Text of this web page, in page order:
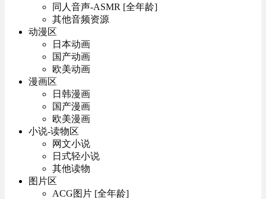
同人音声-ASMR [全年龄]
其他音频资源
动漫区
日本动画
国产动画
欧美动画
漫画区
日韩漫画
国产漫画
欧美漫画
小说-读物区
网文小说
日式轻小说
其他读物
图片区
ACG图片 [全年龄]